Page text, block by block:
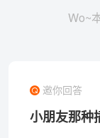
Wo~
邀你回答
小朋友那种